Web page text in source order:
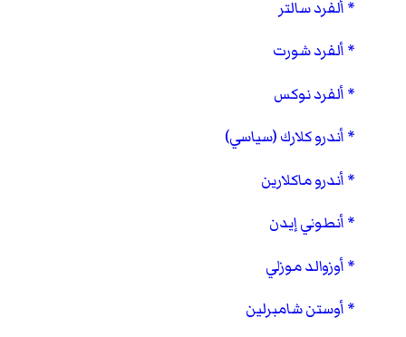
ألفرد سالتر
ألفرد شورت
ألفرد نوكس
أندرو كلارك (سياسي)
أندرو ماكلارين
أنطوني إيدن
أوزوالد موزلي
أوستن شامبرلين